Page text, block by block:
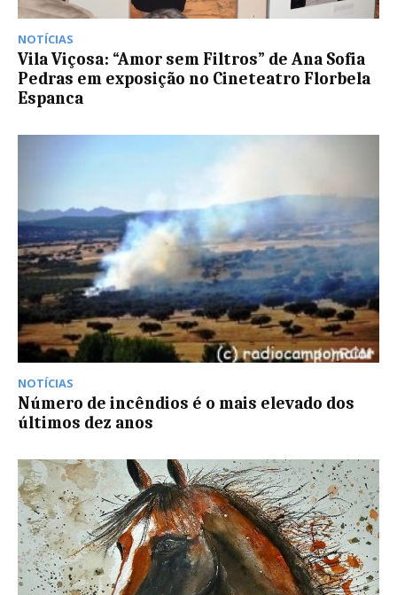
NOTÍCIAS
Vila Viçosa: “Amor sem Filtros” de Ana Sofia
Pedras em exposição no Cineteatro Florbela
Espanca
NOTÍCIAS
Número de incêndios é o mais elevado dos
últimos dez anos